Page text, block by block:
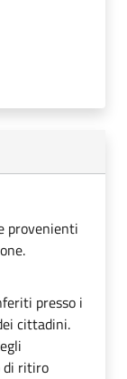
provenienti
presso i
cittadini.
di ritiro